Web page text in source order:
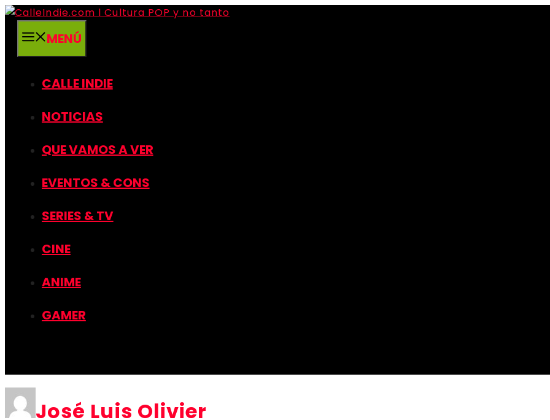
Saltar
contenidoMENÚ
CALLE INDIE
NOTICIAS
QUE VAMOS A VER
EVENTOS & CONS
SERIES & TV
CINE
ANIME
GAMER
José Luis Olivier